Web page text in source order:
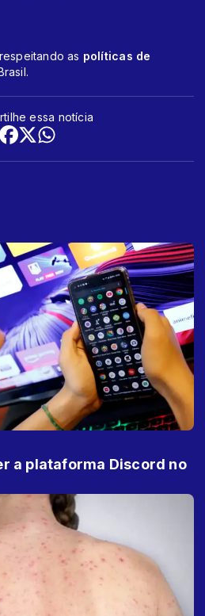
as políticas de
essa notícia
a plataforma Discord no